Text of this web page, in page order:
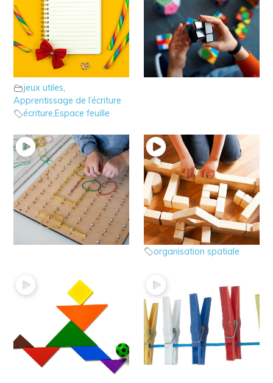
9 – L’astuce des lignes
de couleur pour
calibrer
jeux utiles,
Apprentissage de l’écriture
écriture,Espace feuille
7 – Le jeu “Code
couleur” à la maison
jeux utiles
6 – Le jeu Pic fil
jeux utiles
Espace feuille
5 – Jeu d’organisation
spatiale en 3D
jeux utiles
organisation spatiale
4 – jeu de dessin avec
le Tangram
3 – jeu des pinces à
linge